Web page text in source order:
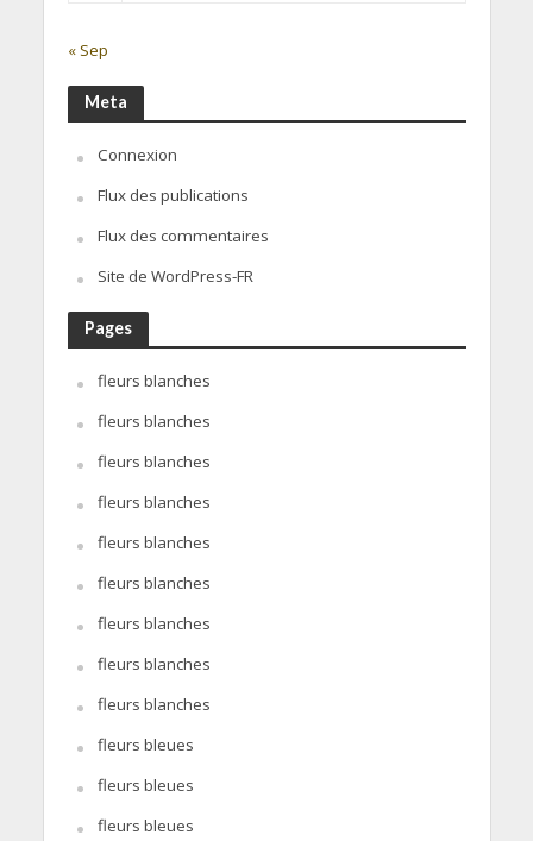
« Sep
Meta
Connexion
Flux des publications
Flux des commentaires
Site de WordPress-FR
Pages
fleurs blanches
fleurs blanches
fleurs blanches
fleurs blanches
fleurs blanches
fleurs blanches
fleurs blanches
fleurs blanches
fleurs blanches
fleurs bleues
fleurs bleues
fleurs bleues